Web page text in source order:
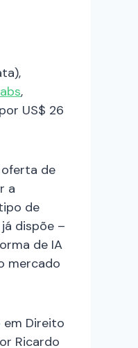
,
US$ 26
oferta de
a
de
dispõe –
de IA
mercado
em Direito
Ricardo